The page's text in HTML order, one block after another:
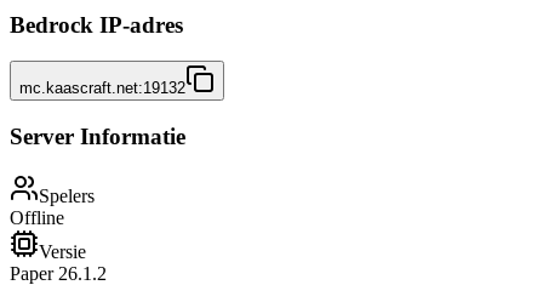
Bedrock IP-adres
mc.kaascraft.net:19132
Server Informatie
Spelers
Offline
Versie
Paper 26.1.2